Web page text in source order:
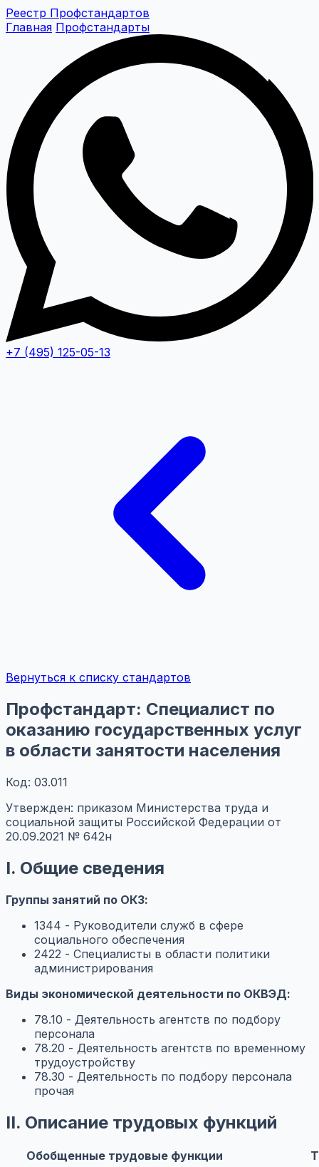
Реестр Профстандартов
Главная Профстандарты
+7 (495) 125-05-13
Вернуться к списку стандартов
Профстандарт: Специалист по
оказанию государственных услуг
в области занятости населения
Код: 03.011
Утвержден: приказом Министерства труда и
социальной защиты Российской Федерации от
20.09.2021 № 642н
I. Общие сведения
Группы занятий по ОКЗ:
1344 - Руководители служб в сфере
социального обеспечения
2422 - Специалисты в области политики
администрирования
Виды экономической деятельности по ОКВЭД:
78.10 - Деятельность агентств по подбору
персонала
78.20 - Деятельность агентств по временному
трудоустройству
78.30 - Деятельность по подбору персонала
прочая
II. Описание трудовых функций
Обобщенные трудовые функции